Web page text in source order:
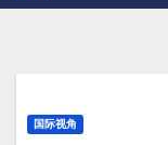
国际视角